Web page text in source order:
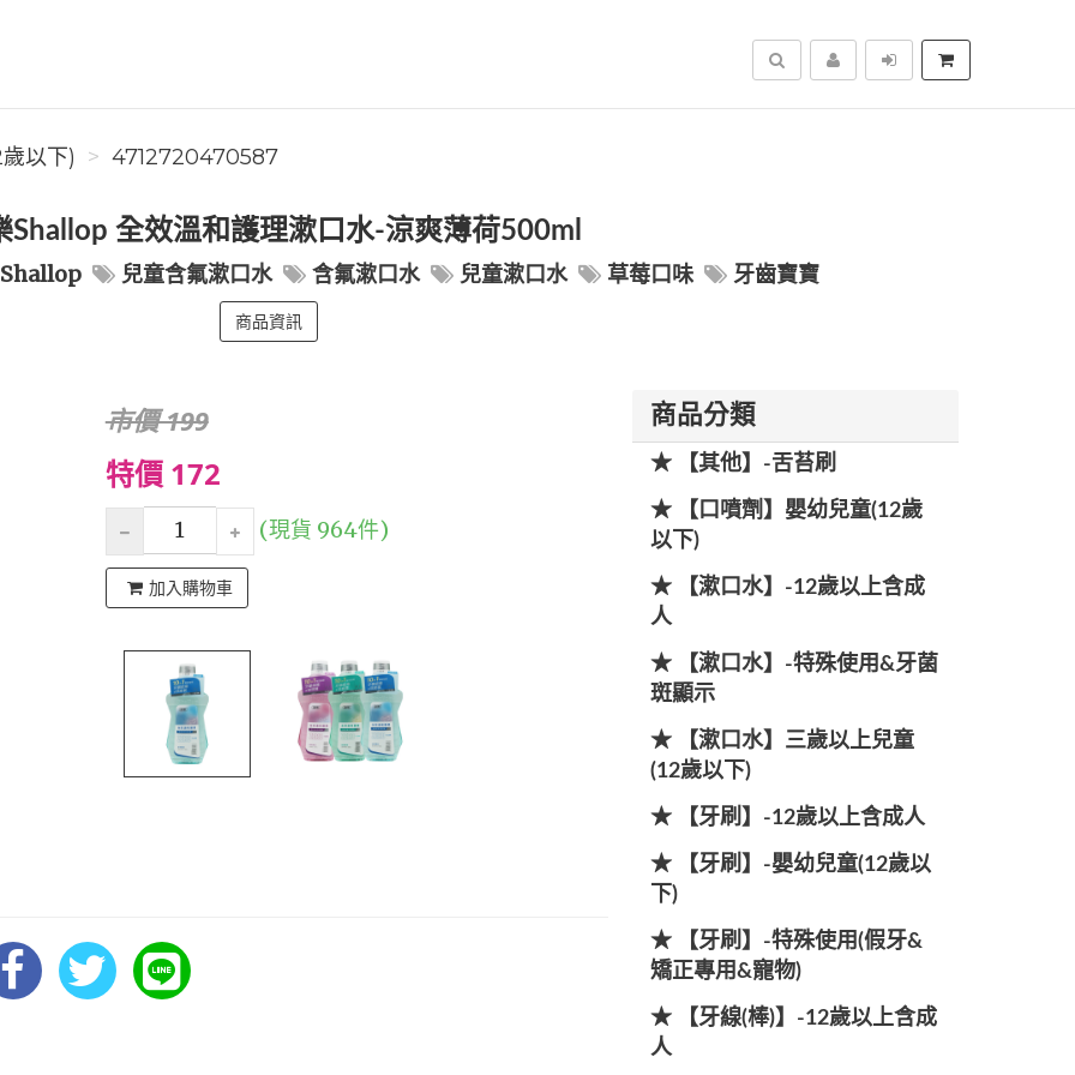
搜尋
以下) 4712720470587
Shallop 全效溫和護理漱口水-涼爽薄荷500ml
兒童含氟漱口水 含氟漱口水 兒童漱口水 草莓口味 牙齒寶寶
商品資訊
市價 199
特價 172
(現貨 964件)
加入購物車
商品分類
★ 【其他】-舌苔刷
★ 【口噴劑】嬰幼兒童(12歲
以下)
★ 【漱口水】-12歲以上含成
人
★ 【漱口水】-特殊使用&牙菌
斑顯示
★ 【漱口水】三歲以上兒童
(12歲以下)
★ 【牙刷】-12歲以上含成人
★ 【牙刷】-嬰幼兒童(12歲以
下)
★ 【牙刷】-特殊使用(假牙&
矯正專用&寵物)
★ 【牙線(棒)】-12歲以上含成
人